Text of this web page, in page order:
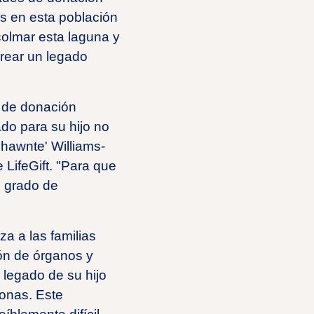
en esta población
esta laguna y
un legado
donación
para su hijo no
Williams-
LifeGift. "Para que
grado de
a las familias
de órganos y
de su hijo
Este